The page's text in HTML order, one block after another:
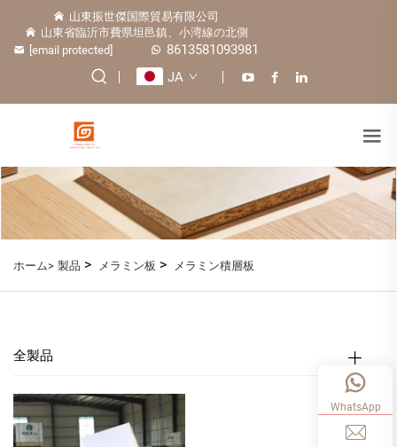
山東振世傑国際貿易有限公司
山東省臨沂市費県坦邑鎮、小湾線の北側
[email protected]
8613581093981
JA
ホーム> 製品 > メラミン板 > メラミン積層板
全製品
WhatsApp